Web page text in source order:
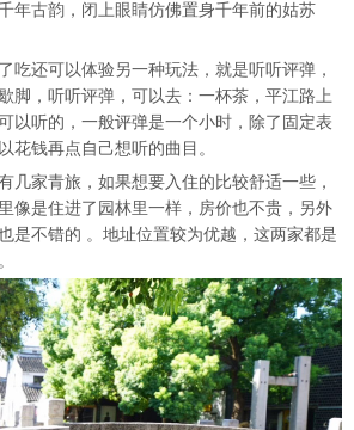
年古韵，闭上眼睛仿佛置身千年前的姑苏
吃还可以体验另一种玩法，就是听听评弹，
脚，听听评弹，可以去：一杯茶，平江路上
以听的，一般评弹是一个小时，除了固定表
花钱再点自己想听的曲目。
几家青旅，如果想要入住的比较舒适一些，
像是住进了园林里一样，房价也不贵，另外
是不错的 。地址位置较为优越，这两家都是